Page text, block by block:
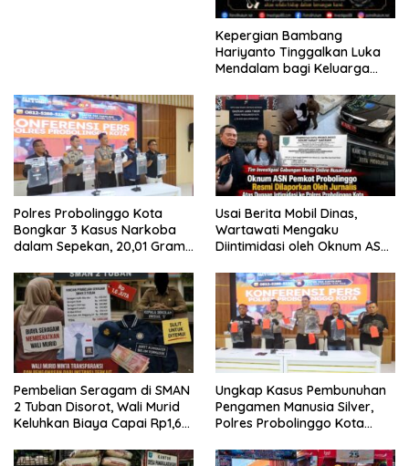
Kepergian Bambang
Hariyanto Tinggalkan Luka
Mendalam bagi Keluarga
Polres Probolinggo Kota
Bongkar 3 Kasus Narkoba
dalam Sepekan, 20,01 Gram
Usai Berita Mobil Dinas,
Wartawati Mengaku
Diintimidasi oleh Oknum ASN
Tempuh Jalur Hukum
Pembelian Seragam di SMAN
2 Tuban Disorot, Wali Murid
Keluhkan Biaya Capai Rp1,6
Ungkap Kasus Pembunuhan
Pengamen Manusia Silver,
Polres Probolinggo Kota